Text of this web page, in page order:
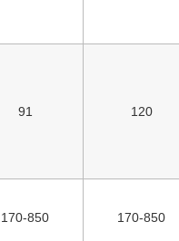
91 120
170-850 170-850